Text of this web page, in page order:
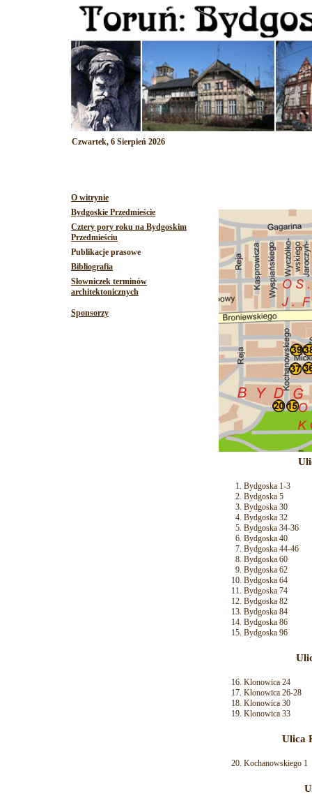
Czwartek, 6 Sierpień 2026
O witrynie
Bydgoskie Przedmieście
Cztery pory roku na Bydgoskim
Przedmieściu
Publikacje prasowe
Bibliografia
Słowniczek terminów
architektonicznych
Sponsorzy
Bydgoska 1-3
Bydgoska 5
Bydgoska 30
Bydgoska 32
Bydgoska 34-36
Bydgoska 40
Bydgoska 44-46
Bydgoska 60
Bydgoska 62
Bydgoska 64
Bydgoska 74
Bydgoska 82
Bydgoska 84
Bydgoska 86
Bydgoska 96
Klonowica 24
Klonowica 26-28
Klonowica 30
Klonowica 33
Ulica
Kochanowskiego 1